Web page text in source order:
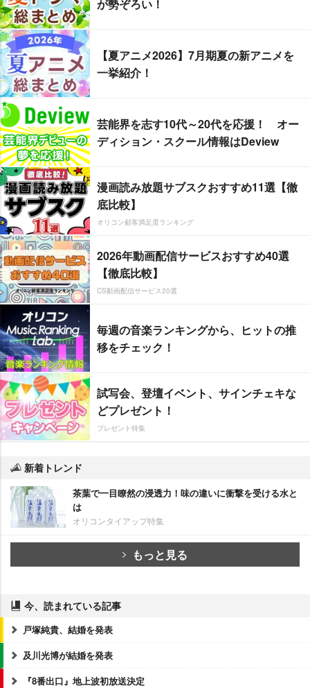
が勢ぞろい！
【夏アニメ2026】7月期夏の新アニメを
一挙紹介！
芸能界を志す10代～20代を応援！ オー
ディション・スクール情報はDeview
漫画読み放題サブスクおすすめ11選【徹
底比較】
オリコン顧客満足度ランキング
2026年動画配信サービスおすすめ40選
【徹底比較】
CS動画配信サービス20選
毎週の音楽ランキングから、ヒットの推
移をチェック！
試写会、登壇イベント、サインチェキな
どプレゼント！
プレゼント特集
新着トレンド
茶葉で一目瞭然の浸透力！味の違いに衝撃を受ける水と
は
オリコンタイアップ特集
もっと見る
今、読まれている記事
戸塚純貴、結婚を発表
及川光博が結婚を発表
『8番出口』地上波初放送決定